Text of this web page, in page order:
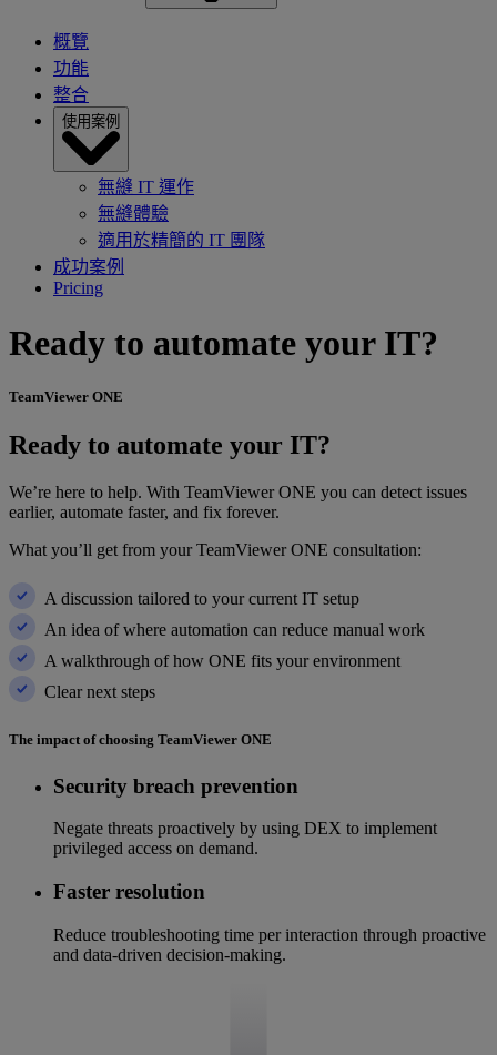
概覽
功能
整合
使用案例
無縫 IT 運作
無縫體驗
適用於精簡的 IT 團隊
成功案例
Pricing
Ready to automate your IT?
TeamViewer ONE
Ready to automate your IT?
We’re here to help. With TeamViewer ONE you can detect issues
earlier, automate faster, and fix forever.
What you’ll get from your TeamViewer ONE consultation:
A discussion tailored to your current IT setup
An idea of where automation can reduce manual work
A walkthrough of how ONE fits your environment
Clear next steps
The impact of choosing TeamViewer ONE
Security breach prevention
Negate threats proactively by using DEX to implement
privileged access on demand.
Faster resolution
Reduce troubleshooting time per interaction through proactive
and data-driven decision-making.